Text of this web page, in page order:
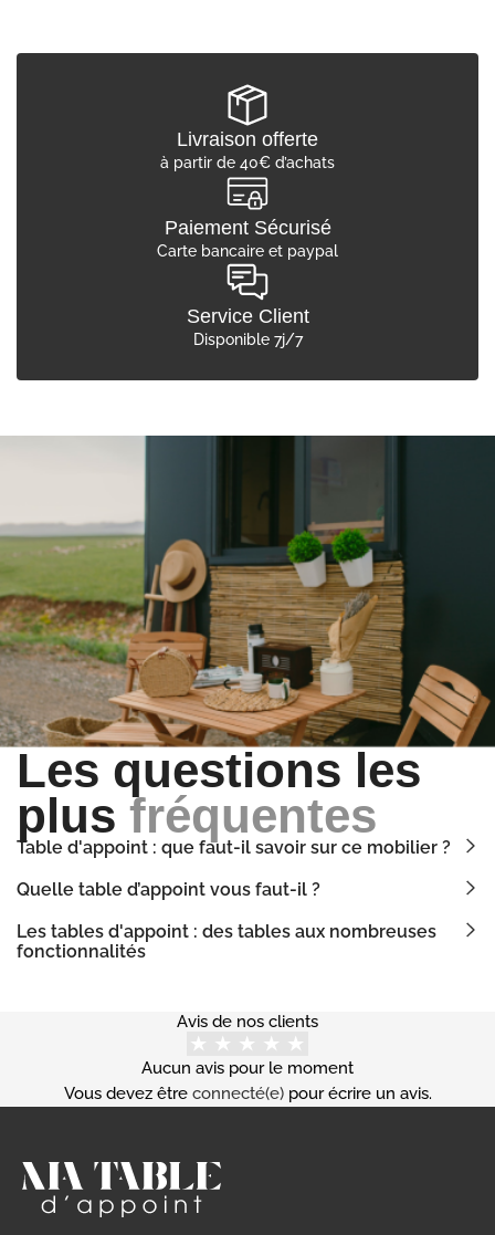
Livraison offerte
à partir de 40€ d’achats
Paiement Sécurisé
Carte bancaire et paypal
Service Client
Disponible 7j/7
Les questions les
plus fréquentes
Table d'appoint : que faut-il savoir sur ce mobilier ?
Quelle table d’appoint vous faut-il ?
Les tables d'appoint : des tables aux nombreuses
fonctionnalités
Avis de nos clients
Aucun avis pour le moment
Vous devez être connecté(e)pour écrire un avis.